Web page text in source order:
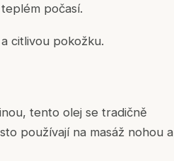
počasí.
citlivou pokožku.
tento olej se tradičně
používají na masáž nohou a